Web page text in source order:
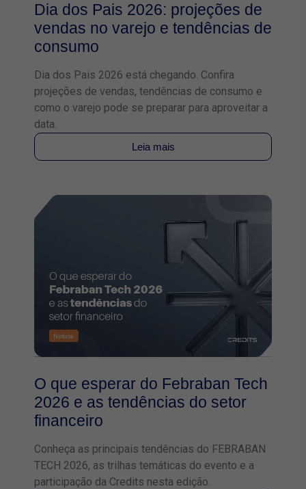
Dia dos Pais 2026: projeções de
vendas no varejo e tendências de
consumo
Dia dos Pais 2026 está chegando. Confira
projeções de vendas, tendências de consumo e
como o varejo pode se preparar para aproveitar a
data.
Leia mais
O que esperar do Febraban Tech
2026 e as tendências do setor
financeiro
Conheça as principais tendências do FEBRABAN
TECH 2026, as trilhas temáticas do evento e a
participação da Credits nesta edição.